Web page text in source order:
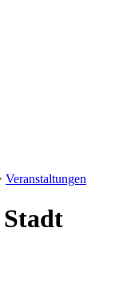
Veranstaltungen